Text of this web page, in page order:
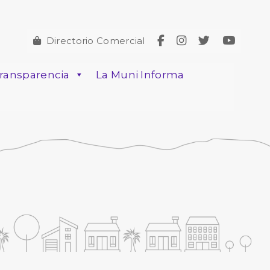
Directorio Comercial
La Muni Informa